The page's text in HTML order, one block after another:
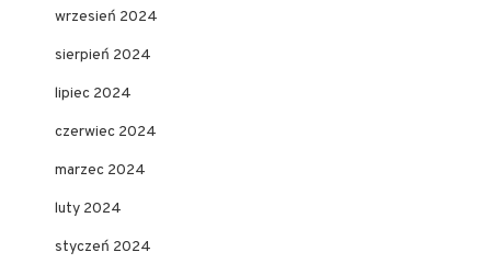
wrzesień 2024
sierpień 2024
lipiec 2024
czerwiec 2024
marzec 2024
luty 2024
styczeń 2024